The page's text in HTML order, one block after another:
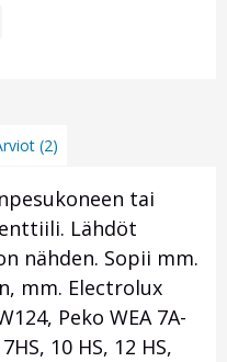
(2)
tai
Lähdöt
nähden. Sopii mm.
mm. Electrolux
Peko WEA 7A-
10 HS, 12 HS,